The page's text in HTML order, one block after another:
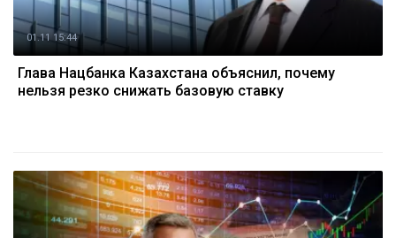
01.11 15:44
Глава Нацбанка Казахстана объяснил, почему
нельзя резко снижать базовую ставку